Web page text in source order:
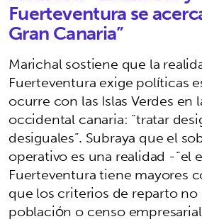
Fuerteventura se
Gran Canaria”
Marichal sostiene que la
Fuerteventura exige políticas
ocurre con las Islas Verdes en
occidental canaria: “tratar
desiguales”. Subraya que el
operativo es una realidad -“el
Fuerteventura tiene mayores
que los criterios de reparto
población o censo